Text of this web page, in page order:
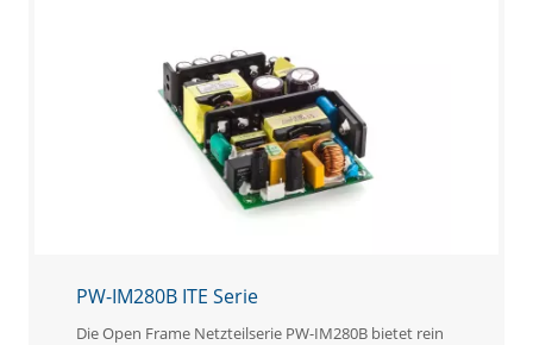
PW-IM280B ITE Serie
Die Open Frame Netzteilserie PW-IM280B bietet rein